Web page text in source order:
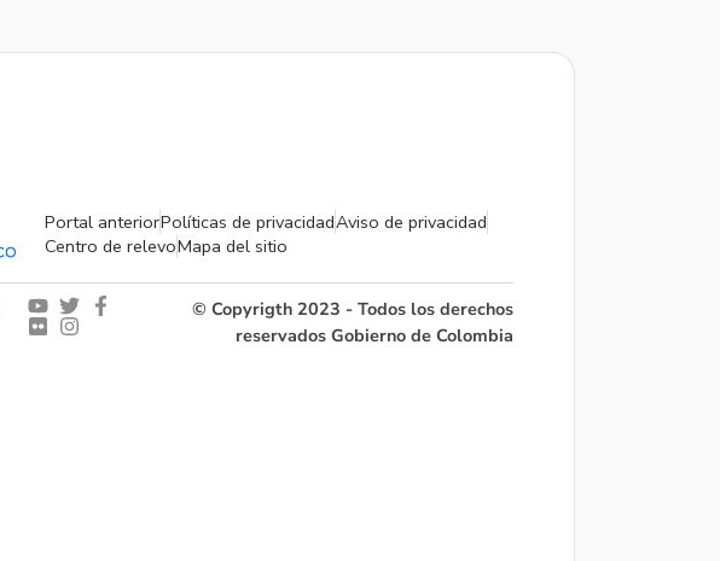
Portal anteriorPolíticas de privacidadAviso de privacidad
Centro de relevoMapa del sitio
© Copyrigth 2023 - Todos los derechos
reservados Gobierno de Colombia